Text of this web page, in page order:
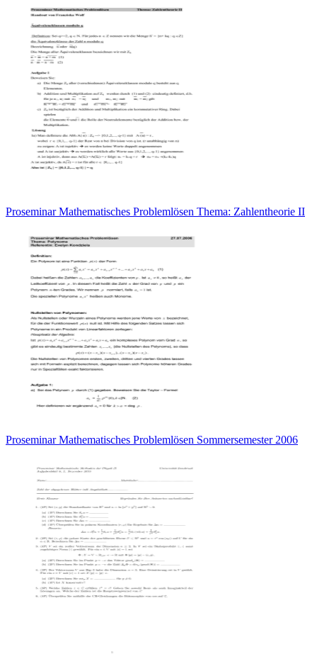
Proseminar Mathematisches Problemlösen Thema: Zahlentheorie II
Proseminar Mathematisches Problemlösen Sommersemester 2006